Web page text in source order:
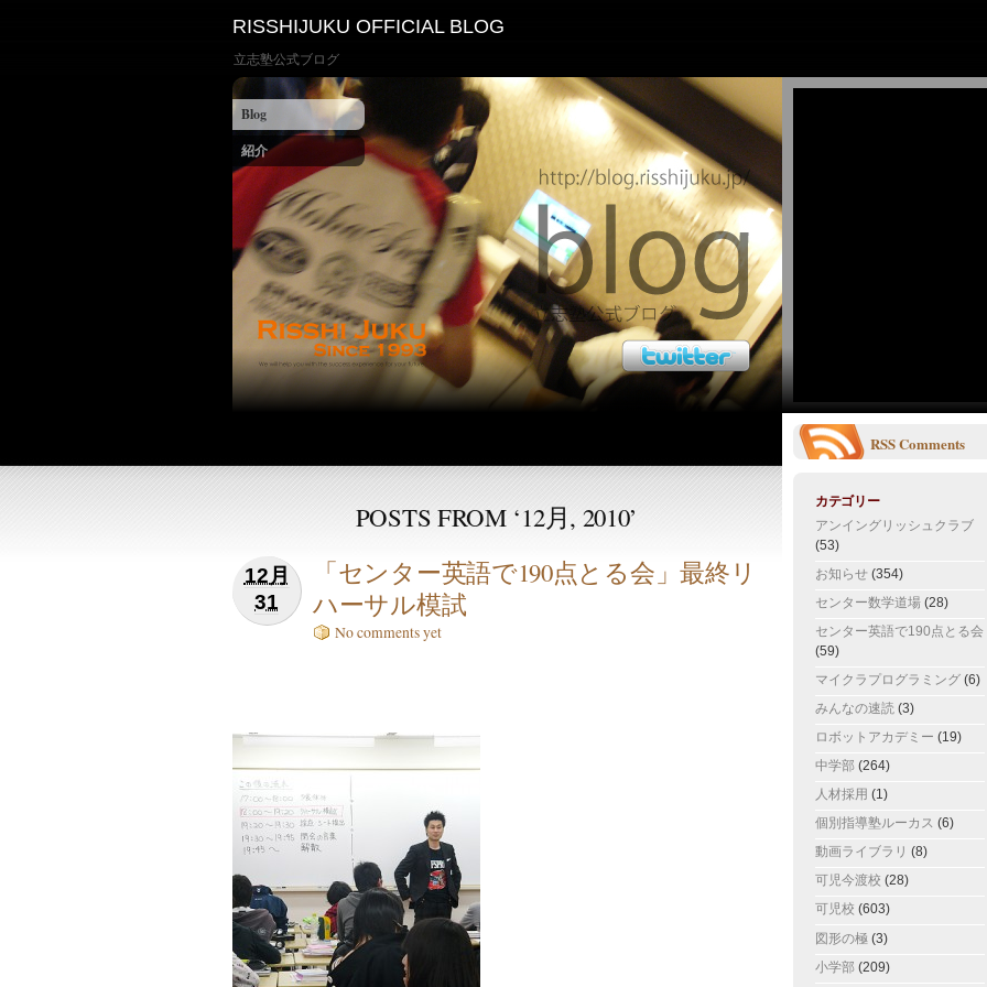
RISSHIJUKU OFFICIAL BLOG
立志塾公式ブログ
Blog
紹介
POSTS FROM ‘12月, 2010’
12月
31
「センター英語で190点とる会」最終リ
ハーサル模試
No comments yet
RSSComments
カテゴリー
アンイングリッシュクラブ
(53)
お知らせ (354)
センター数学道場 (28)
センター英語で190点とる会
(59)
マイクラプログラミング (6)
みんなの速読 (3)
ロボットアカデミー (19)
中学部 (264)
人材採用 (1)
個別指導塾ルーカス (6)
動画ライブラリ (8)
可児今渡校 (28)
可児校 (603)
図形の極 (3)
小学部 (209)